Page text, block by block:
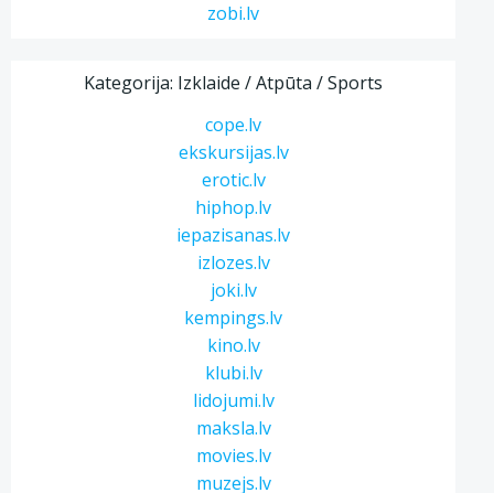
zobi.lv
Kategorija: Izklaide / Atpūta / Sports
cope.lv
ekskursijas.lv
erotic.lv
hiphop.lv
iepazisanas.lv
izlozes.lv
joki.lv
kempings.lv
kino.lv
klubi.lv
lidojumi.lv
maksla.lv
movies.lv
muzejs.lv